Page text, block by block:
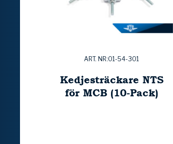
ART. NR:01-54-301
Kedjesträckare NTS
för MCB (10-Pack)